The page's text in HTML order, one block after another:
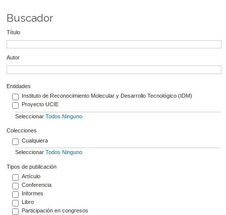
Buscador
Título
Autor
Entidades
Instituto de Reconocimiento Molecular y Desarrollo Tecnológico (IDM)
Proyecto UCIE
Seleccionar Todos Ninguno
Colecciones
Cualquiera
Seleccionar Todos Ninguno
Tipos de publicación
Artículo
Conferencia
Informes
Libro
Participación en congresos